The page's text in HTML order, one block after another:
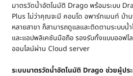
มาตรวัดน้ำอัตโนมัติ Drago พร้อมระบบ
Plus ไม่ว่าคุณจะมี คอนโด อพาร์ทเมนท์ บ้า
หลายสาขา ก็สามารถดูแลและติดตามระบบ
และแอปพลิเคชันมือถือ รองรับทั้งแบบออฟ
ออนไลน์ผ่าน Cloud server
ระบบมาตรวัดน้ำอัตโนมัติ Drago ช่วยผู้ปร